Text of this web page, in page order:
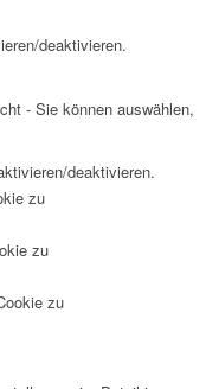
deaktivieren.
- Sie können auswählen,
deaktivieren.
zu
zu
zu